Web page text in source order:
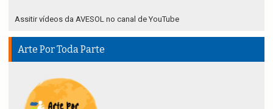
Assitir vídeos da AVESOL no canal de YouTube
Arte Por Toda Parte